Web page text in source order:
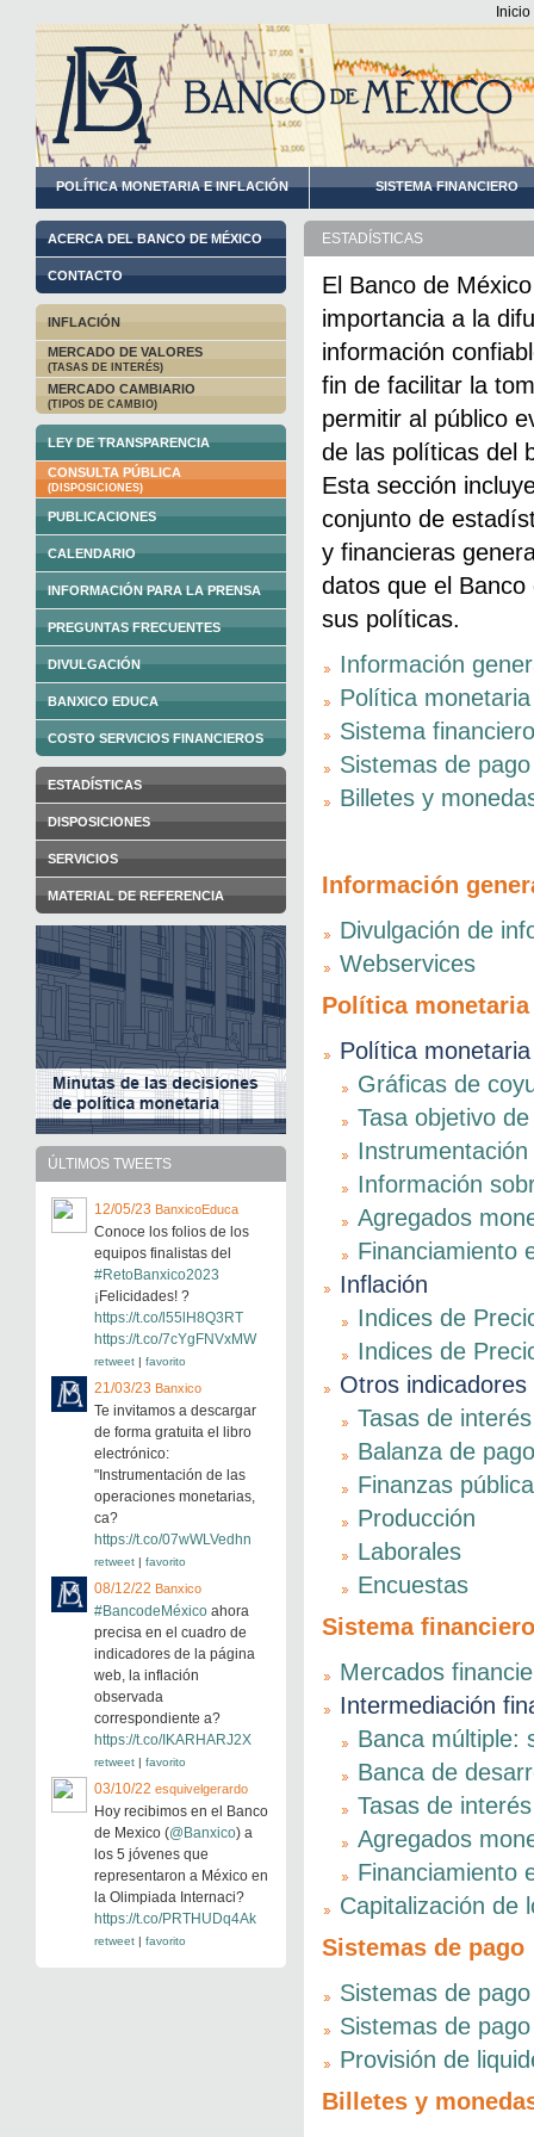
Inicio
POLÍTICA MONETARIA E INFLACIÓN SISTEMA FINANCIERO
ACERCA DEL BANCO DE MÉXICO
CONTACTO
INFLACIÓN
MERCADO DE VALORES
(TASAS DE INTERÉS)
MERCADO CAMBIARIO
(TIPOS DE CAMBIO)
LEY DE TRANSPARENCIA
CONSULTA PÚBLICA
(DISPOSICIONES)
PUBLICACIONES
CALENDARIO
INFORMACIÓN PARA LA PRENSA
PREGUNTAS FRECUENTES
DIVULGACIÓN
BANXICO EDUCA
COSTO SERVICIOS FINANCIEROS
ESTADÍSTICAS
DISPOSICIONES
SERVICIOS
MATERIAL DE REFERENCIA
ÚLTIMOS TWEETS
12/05/23 BanxicoEduca
Conoce los folios de los
equipos finalistas del
#RetoBanxico2023
¡Felicidades! ?
https://t.co/l55lH8Q3RT
https://t.co/7cYgFNVxMW
retweet | favorito
21/03/23 Banxico
Te invitamos a descargar
de forma gratuita el libro
electrónico:
"Instrumentación de las
operaciones monetarias,
ca?
https://t.co/07wWLVedhn
retweet | favorito
08/12/22 Banxico
#BancodeMéxico ahora
precisa en el cuadro de
indicadores de la página
web, la inflación
observada
correspondiente a?
https://t.co/IKARHARJ2X
retweet | favorito
03/10/22 esquivelgerardo
Hoy recibimos en el Banco
de Mexico (@Banxico) a
los 5 jóvenes que
representaron a México en
la Olimpiada Internaci?
https://t.co/PRTHUDq4Ak
retweet | favorito
ESTADÍSTICAS
El Banco de
importancia a la
información
fin de facilitar la
permitir al público
de las políticas del
Esta sección
conjunto de
y financieras
datos que el
sus políticas.
Información
Política
Sistema financiero
Sistemas de pago
Billetes y
Información
Divulgación de
Webservices
Política
Política monetaria
Gráficas de
Tasa objetivo
Información
Agregados
Financiamiento
Inflación
Indices de
Indices de
Otros indicadores
Tasas de
Balanza de
Finanzas
Producción
Laborales
Encuestas
Sistema financiero
Mercados
Intermediación
Banca múltiple:
Banca de
Tasas de
Agregados
Financiamiento
Capitalización de
Sistemas de pago
Sistemas de
Sistemas de
Provisión de
Billetes y